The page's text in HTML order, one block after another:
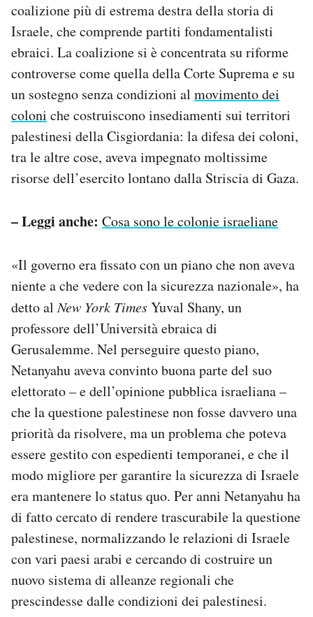
coalizione più di estrema destra della storia di
Israele, che comprende partiti fondamentalisti
ebraici. La coalizione si è concentrata su riforme
controverse come quella della Corte Suprema e su
un sostegno senza condizioni al movimento dei
coloni che costruiscono insediamenti sui territori
palestinesi della Cisgiordania: la difesa dei coloni,
tra le altre cose, aveva impegnato moltissime
risorse dell’esercito lontano dalla Striscia di Gaza.
– Leggi anche: Cosa sono le colonie israeliane
«Il governo era fissato con un piano che non aveva
niente a che vedere con la sicurezza nazionale», ha
detto alNew York TimesYuval Shany, un
professore dell’Università ebraica di
Gerusalemme. Nel perseguire questo piano,
Netanyahu aveva convinto buona parte del suo
elettorato – e dell’opinione pubblica israeliana –
che la questione palestinese non fosse davvero una
priorità da risolvere, ma un problema che poteva
essere gestito con espedienti temporanei, e che il
modo migliore per garantire la sicurezza di Israele
era mantenere lo status quo. Per anni Netanyahu ha
di fatto cercato di rendere trascurabile la questione
palestinese, normalizzando le relazioni di Israele
con vari paesi arabi e cercando di costruire un
nuovo sistema di alleanze regionali che
prescindesse dalle condizioni dei palestinesi.